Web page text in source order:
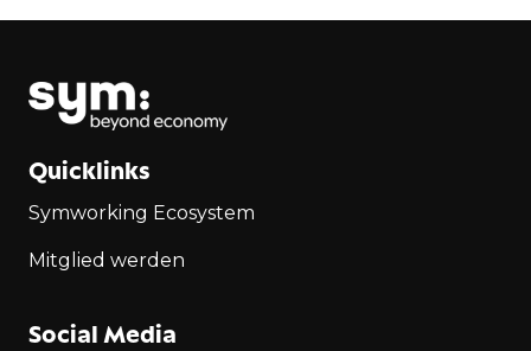
Quicklinks
Symworking Ecosystem
Mitglied werden
Social Media